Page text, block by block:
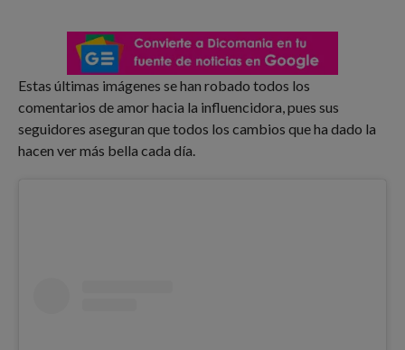
Estas últimas imágenes se han robado todos los
comentarios de amor hacia la influencidora, pues sus
seguidores aseguran que todos los cambios que ha dado la
hacen ver más bella cada día.